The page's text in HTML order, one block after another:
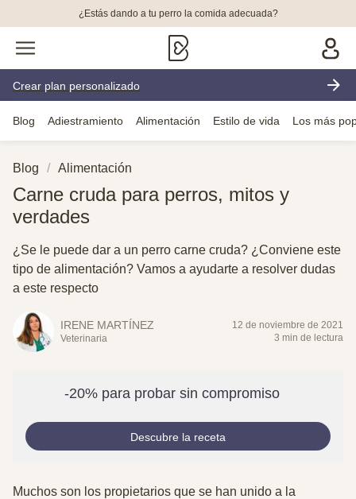
¿Estás dando a tu perro la comida adecuada?
Crear plan personalizado
Blog Adiestramiento Alimentación Estilo de vida Los más
Blog Alimentación
Carne cruda para perros, mitos y
verdades
¿Se le puede dar a un perro carne cruda? ¿Conviene este
tipo de alimentación? Vamos a ayudarte a resolver dudas
a este respecto
IRENE MARTÍNEZ
Veterinaria
12 de noviembre de 2021
3 min de lectura
-20% para probar sin compromiso
Descubre la receta
Muchos son los propietarios que se han unido a la